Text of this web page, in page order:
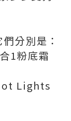
分別是：
1粉底霜
Lights